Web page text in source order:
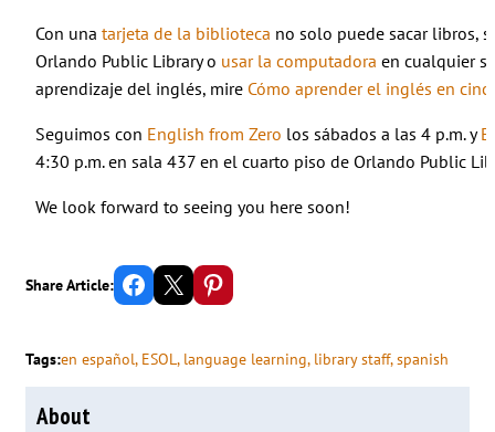
Con una tarjeta de la biblioteca no solo puede sacar libros,
Orlando Public Library o usar la computadora en cualquier
aprendizaje del inglés, mire Cómo aprender el inglés en
Seguimos con English from Zero los sábados a las 4 p.m. y
4:30 p.m. en sala 437 en el cuarto piso de Orlando Public
We look forward to seeing you here soon!
Share Article: Share on Facebook Email this Page Share on Pinterest
Tags:en español, ESOL, language learning, library staff, spanish
About